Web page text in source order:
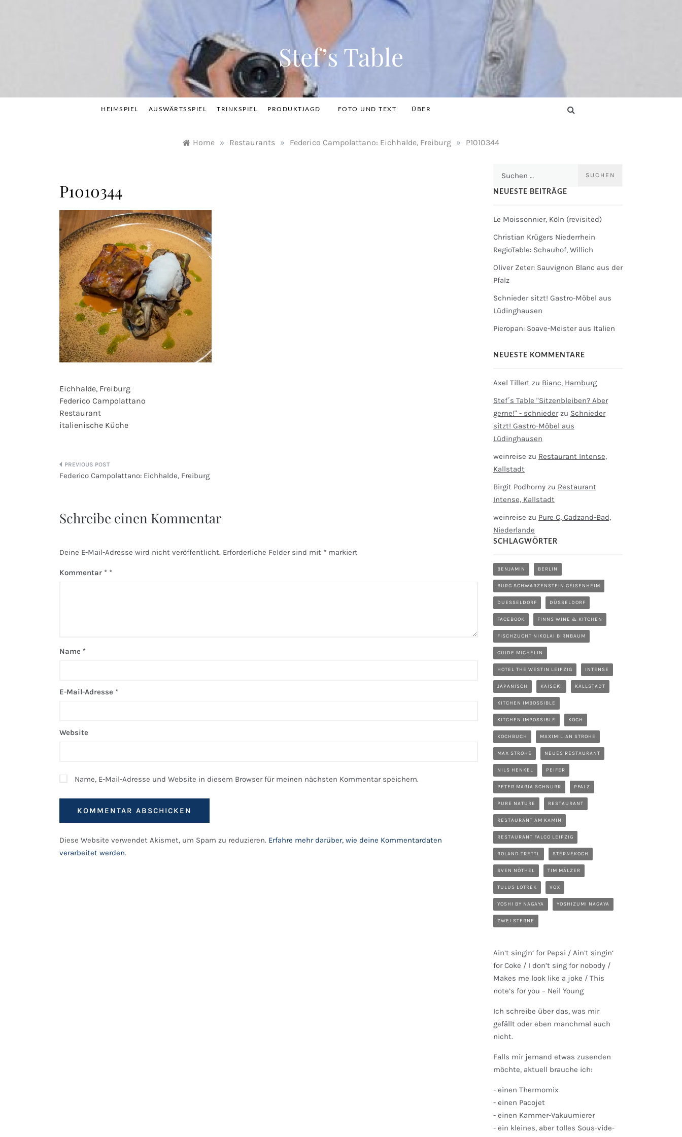
Stef’s Table
HEIMSPIEL AUSWÄRTSSPIEL TRINKSPIEL PRODUKTJAGD FOTO UND TEXT ÜBER
Home » Restaurants » Federico Campolattano: Eichhalde, Freiburg » P1010344
P1010344
Eichhalde, Freiburg
Federico Campolattano
Restaurant
italienische Küche
Beitragsnavigation
Federico Campolattano: Eichhalde, Freiburg
Schreibe einen Kommentar
Deine E-Mail-Adresse wird nicht veröffentlicht. Erforderliche Felder sind mit * markiert
Kommentar *
Name *
E-Mail-Adresse *
Website
Name, E-Mail-Adresse und Website in diesem Browser für meinen nächsten Kommentar speichern.
Diese Website verwendet Akismet, um Spam zu reduzieren. Erfahre mehr darüber, wie deine Kommentardaten
verarbeitet werden.
NEUESTE BEITRÄGE
Le Moissonnier, Köln (revisited)
Christian Krügers Niederrhein
RegioTable: Schauhof, Willich
Oliver Zeter: Sauvignon Blanc aus der
Pfalz
Schnieder sitzt! Gastro-Möbel aus
Lüdinghausen
Pieropan: Soave-Meister aus Italien
NEUESTE KOMMENTARE
Axel Tillert zu Bianc, Hamburg
Stef´s Table "Sitzenbleiben? Aber
gerne!" - schniederzu Schnieder
sitzt! Gastro-Möbel aus
Lüdinghausen
weinreise zu Restaurant Intense,
Kallstadt
Birgit Podhorny zu Restaurant
Intense, Kallstadt
weinreise zu Pure C, Cadzand-Bad,
Niederlande
SCHLAGWÖRTER
BENJAMIN BERLIN
BURG SCHWARZENSTEIN GEISENHEIM
DUESSELDORF DÜSSELDORF
FACEBOOK FINNS WINE & KITCHEN
FISCHZUCHT NIKOLAI BIRNBAUM
GUIDE MICHELIN
HOTEL THE WESTIN LEIPZIG INTENSE
JAPANISCH KAISEKI KALLSTADT
KITCHEN IMBOSSIBLE
KITCHEN IMPOSSIBLE KOCH
KOCHBUCH MAXIMILIAN STROHE
MAX STROHE NEUES RESTAURANT
NILS HENKEL PEIFER
PETER MARIA SCHNURR PFALZ
PURE NATURE RESTAURANT
RESTAURANT AM KAMIN
RESTAURANT FALCO LEIPZIG
ROLAND TRETTL STERNEKOCH
SVEN NÖTHEL TIM MÄLZER
TULUS LOTREK VOX
YOSHI BY NAGAYA YOSHIZUMI NAGAYA
ZWEI STERNE
Ain’t singin‘ for Pepsi / Ain’t singin‘
for Coke / I don’t sing for nobody /
Makes me look like a joke / This
note’s for you – Neil Young
Ich schreibe über das, was mir
gefällt oder eben manchmal auch
nicht.
Falls mir jemand etwas zusenden
möchte, aktuell brauche ich:
- einen Thermomix
- einen Pacojet
- einen Kammer-Vakuumierer
- ein kleines, aber tolles Sous-vide-